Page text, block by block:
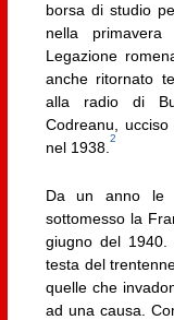
borsa di studio
nella
Legazione
anche ritornato
alla radio di
Codreanu,
nel 1938.
2
Da un anno le
sottomesso la
giugno del 1940.
testa del
quelle che
ad una causa.